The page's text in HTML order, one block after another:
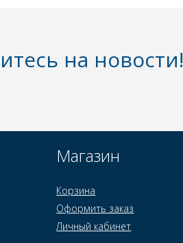
на новости!
Магазин
Корзина
Оформить заказ
Личный кабинет